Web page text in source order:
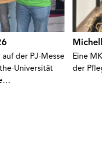
der PJ-Messe
Universität
Eine
der